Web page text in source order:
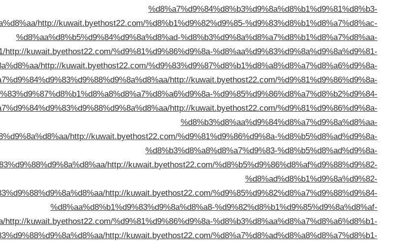
%d8%a7%d9%84%d8%b3%d9%8a%d8%b1%d9%81%d8%b3-
http://kuwait.byethost22.com/%d8%b1%d9%82%d9%85-%d9%83%d8%b1%d8%a7%d8%ac-
%d8%aa%d8%b5%d9%84%d9%8a%d8%ad-%d8%b3%d9%8a%d8%a7%d8%b1%d8%a7%d8%aa-
http://kuwait.byethost22.com/%d9%81%d9%86%d9%8a-%d8%aa%d9%83%d9%8a%d9%8a%d9%81-
http://kuwait.byethost22.com/%d9%83%d9%87%d8%b1%d8%a8%d8%a7%d8%a6%d9%8a-
http://kuwait.byethost22.com/%d9%81%d9%86%d9%8a-
%d9%85%d9%86%d8%a7%d8%b2%d9%84-
http://kuwait.byethost22.com/%d9%81%d9%86%d9%8a-
%d8%b3%d8%aa%d9%84%d8%a7%d9%8a%d8%aa-
http://kuwait.byethost22.com/%d9%81%d9%86%d9%8a-%d8%b5%d8%ad%d9%8a-
%d8%b3%d8%a8%d8%a7%d9%83-%d8%b5%d8%ad%d9%8a-
http://kuwait.byethost22.com/%d8%b5%d9%86%d8%af%d9%88%d9%82-
%d8%ad%d8%b1%d9%8a%d9%82-
http://kuwait.byethost22.com/%d9%85%d9%82%d8%a7%d9%88%d9%84-
%d8%aa%d8%b1%d9%83%d9%8a%d8%a8-%d9%82%d8%b1%d9%85%d9%8a%d8%af-
http://kuwait.byethost22.com/%d9%81%d9%86%d9%8a-%d8%b3%d8%aa%d8%a7%d8%a6%d8%b1-
http://kuwait.byethost22.com/%d8%a7%d8%ad%d8%a8%d8%a7%d8%b1-